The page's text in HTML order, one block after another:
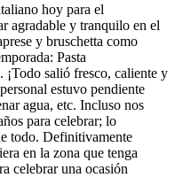
hoy para el
agradable y tranquilo en el
y bruschetta como
Pasta
salió fresco, caliente y
estuvo pendiente
agua, etc. Incluso nos
para celebrar; lo
todo. Definitivamente
en la zona que tenga
celebrar una ocasión